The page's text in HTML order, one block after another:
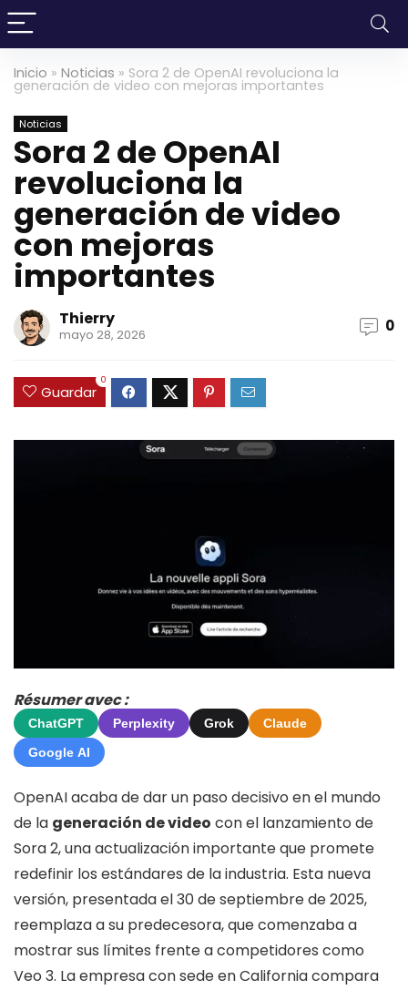
Inicio » Noticias » Sora 2 de OpenAI revoluciona la
generación de video con mejoras importantes
Noticias
Sora 2 de OpenAI
revoluciona la
generación de video
con mejoras
importantes
Thierry
mayo 28, 2026 0
Guardar
0
Résumer avec :
ChatGPT Perplexity Grok
Claude
Google AI
OpenAI acaba de dar un paso decisivo en el mundo
de la generación de video con el lanzamiento de
Sora 2, una actualización importante que promete
redefinir los estándares de la industria. Esta nueva
versión, presentada el 30 de septiembre de 2025,
reemplaza a su predecesora, que comenzaba a
mostrar sus límites frente a competidores como
Veo 3. La empresa con sede en California compara